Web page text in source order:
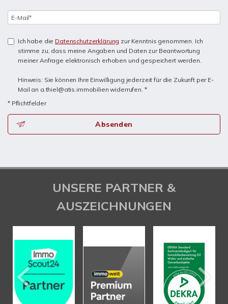
Ich habe die Datenschutzerklärung zur Kenntnis genommen. Ich
stimme zu, dass meine Angaben und Daten zur Beantwortung
meiner Anfrage elektronisch erhoben und gespeichert werden.
Hinweis: Sie können Ihre Einwilligung jederzeit für die Zukunft per E-
Mail an a.thiel@atis.immobilien widerrufen. *
* Pflichtfelder
Absenden
UNSERE PARTNER &
AUSZEICHNUNGEN